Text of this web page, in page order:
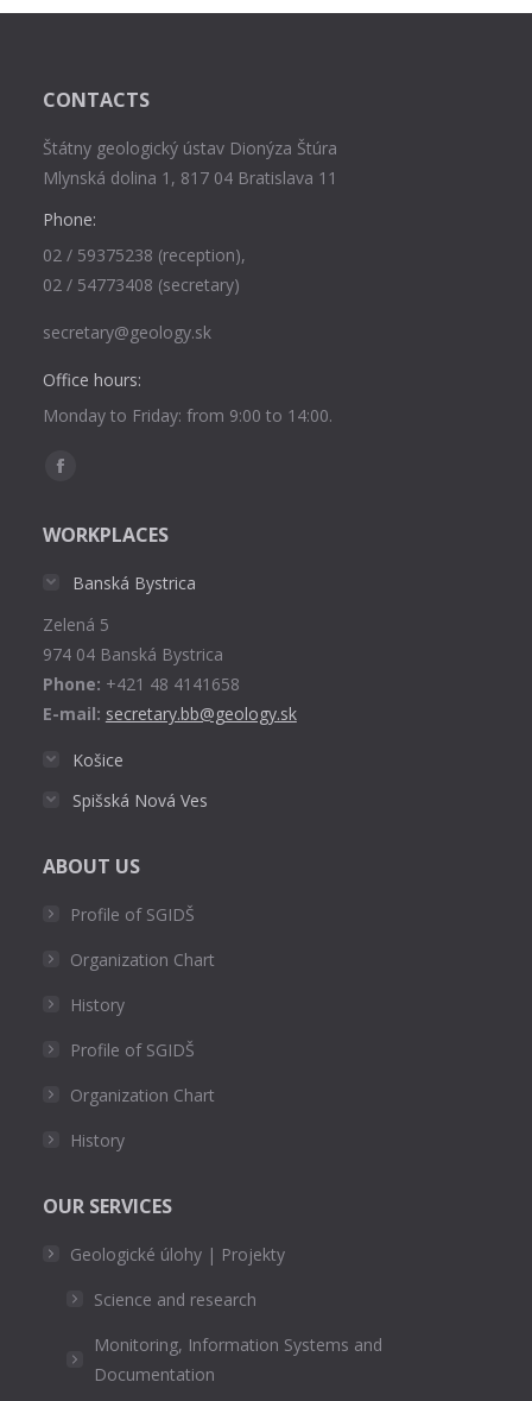
CONTACTS
Štátny geologický ústav Dionýza Štúra
Mlynská dolina 1, 817 04 Bratislava 11
Phone:
02 / 59375238 (reception),
02 / 54773408 (secretary)
secretary@geology.sk
Office hours:
Monday to Friday: from 9:00 to 14:00.
Find us on:
Facebook
opens
window
WORKPLACES
Banská Bystrica
Zelená 5
974 04 Banská Bystrica
Phone: +421 48 4141658
E-mail: secretary.bb@geology.sk
Košice
Spišská Nová Ves
ABOUT US
Profile of SGIDŠ
Organization Chart
History
Profile of SGIDŠ
Organization Chart
History
OUR SERVICES
Geologické úlohy | Projekty
Science and research
Monitoring, Information Systems and
Documentation